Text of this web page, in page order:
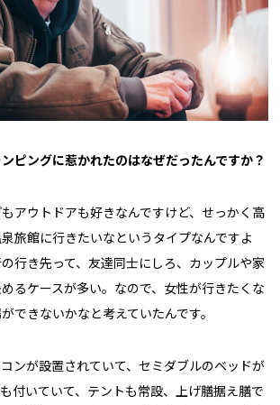
ピングに惹かれたのはなぜだったんですか？
アウトドアも好きなんですけど、せっかく高
旅館に行きたいなというタイプなんですよ
の行き先って、友達同士にしろ、カップルや家
るケースが多い。なので、女性が行きたくな
できないかなと考えていたんです。
ンが設置されていて、セミダブルのベッドが
付いていて、テントも常設、上げ膳据え膳で